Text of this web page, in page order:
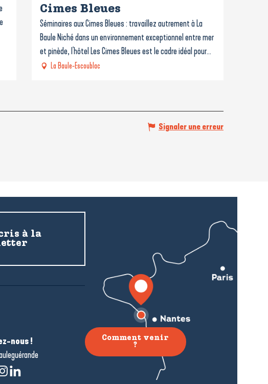
Cimes Bleues
Séminaires aux Cimes Bleues : travaillez autrement à La
Baule Niché dans un environnement exceptionnel entre mer
et pinède, l'hôtel Les Cimes Bleues est le cadre idéal pour...
La Baule-Escoublac
Signaler une erreur
à la
nous !
Comment venir
?